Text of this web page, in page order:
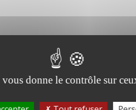
donne le contrôle sur